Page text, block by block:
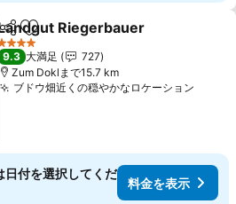
ェアお気に入りに追加
Riegerbauer
ホテルのランク
9.3 大満足
727
Zum Doklまで15.7 km
ブドウ畑近くの穏やかなロケーション
日付を選択してくだ
料金を表示